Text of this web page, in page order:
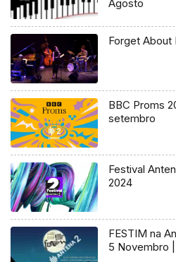
Agosto
Forget About
BBC Proms
setembro
Festival
2024
FESTIM na
5 Novembro